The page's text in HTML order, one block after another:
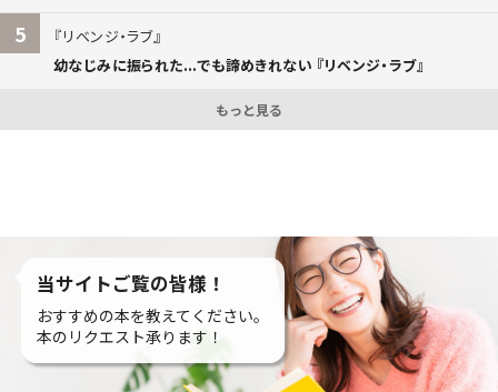
5
リベンジ・ラブ
幼なじみに振られた...でも諦めきれない 『リベンジ・ラブ』
もっと見る
当サイトご覧の皆様！
おすすめの本を教えてください。
本のリクエスト承ります！